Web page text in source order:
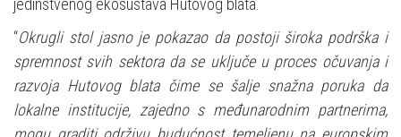
jedinstvenog ekosustava Hutovog blata.
“Okrugli stol jasno je pokazao da postoji široka podrška i
spremnost svih sektora da se uključe u proces očuvanja i
razvoja Hutovog blata čime se šalje snažna poruka da
lokalne institucije, zajedno s međunarodnim partnerima,